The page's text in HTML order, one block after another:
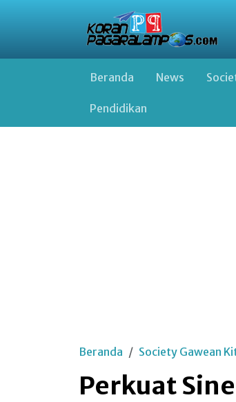
Beranda News
Pendidikan
Beranda Society Gawean
Perkuat